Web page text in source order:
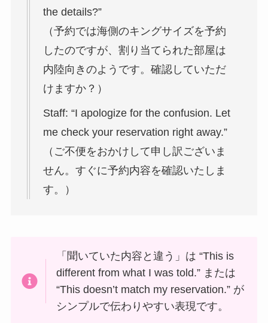
the details?”
（予約では海側のキングサイズを予約
したのですが、割り当てられた部屋は
内陸向きのようです。確認していただ
けますか？）
Staff: “I apologize for the confusion. Let
me check your reservation right away.”
（ご不便をおかけして申し訳ございま
せん。すぐに予約内容を確認いたしま
す。）
「聞いていた内容と違う」は “This is
different from what I was told.” または
“This doesn’t match my reservation.” が
シンプルで伝わりやすい表現です。